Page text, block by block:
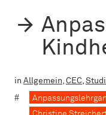
in Allgemein CEC